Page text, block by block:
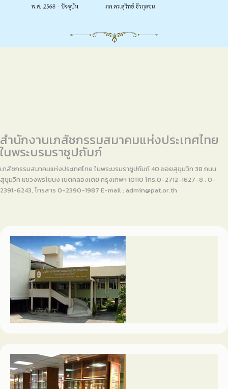
สำนักงานเภสัชกรรมสมาคมแห่งประเทศไทย
ในพระบรมราชูปถัมภ์
เภสัชกรรมสมาคมแห่งประเทศไทย ในพระบรมราชูปถัมถ์ 40 ซอยสุขุมวิท 38 ถนน
สุขุมวิท แขวงพรโขนง เขตคลองเตย กรุงเทพฯ 10110 โทร.0-2712-1627-8 , 0-
2391-6243, โทรสาร 0-2390-1987 E-mail : admin@pat.or.th